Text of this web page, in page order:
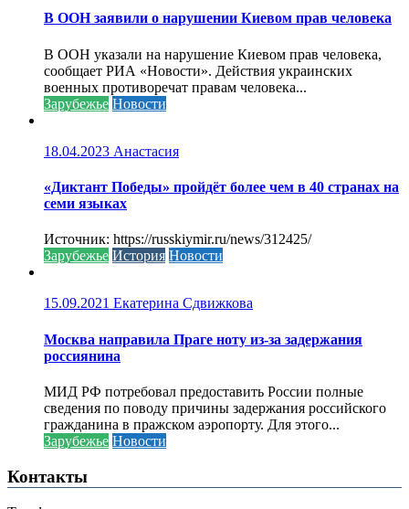
В ООН заявили о нарушении Киевом прав человека
В ООН указали на нарушение Киевом прав человека,
сообщает РИА «Новости». Действия украинских
военных противоречат правам человека...
Зарубежье Новости
18.04.2023 Анастасия
«Диктант Победы» пройдёт более чем в 40 странах на
семи языках
Источник: https://russkiymir.ru/news/312425/
Зарубежье История Новости
15.09.2021 Екатерина Сдвижкова
Москва направила Праге ноту из-за задержания
россиянина
МИД РФ потребовал предоставить России полные
сведения по поводу причины задержания российского
гражданина в пражском аэропорту. Для этого...
Зарубежье Новости
Контакты